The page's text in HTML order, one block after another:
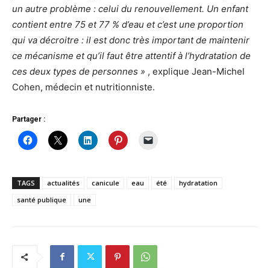
un autre problème : celui du renouvellement. Un enfant
contient entre 75 et 77 % d’eau et c’est une proportion
qui va décroitre : il est donc très important de maintenir
ce mécanisme et qu’il faut être attentif à l’hydratation de
ces deux types de personnes » , explique Jean-Michel
Cohen, médecin et nutritionniste.
Partager :
TAGS actualités canicule eau été
hydratation
santé publique
une